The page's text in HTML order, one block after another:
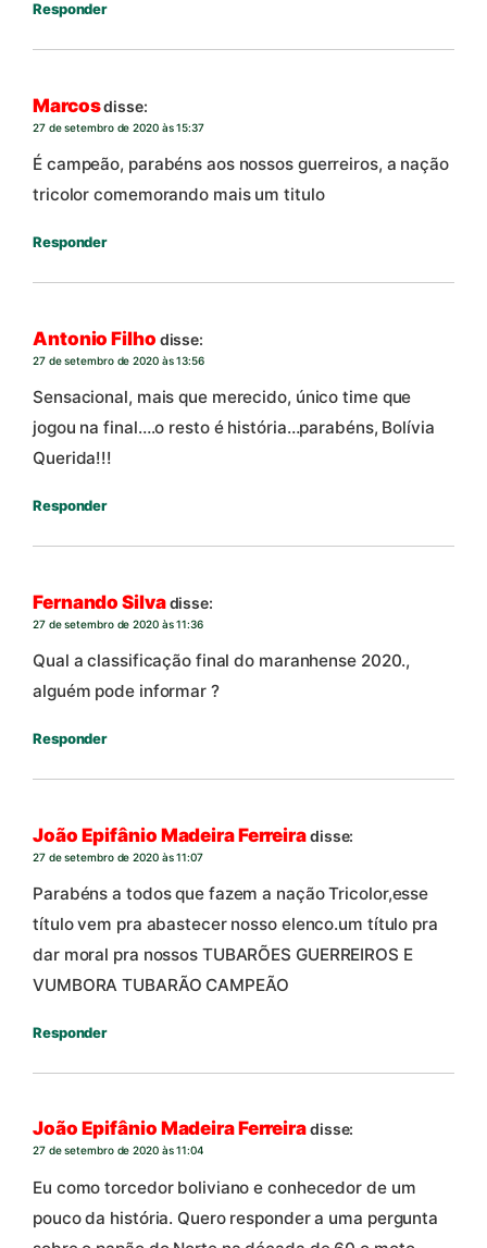
Responder
Marcosdisse:
27 de setembro de 2020 às 15:37
É campeão, parabéns aos nossos guerreiros, a nação
tricolor comemorando mais um titulo
Responder
Antonio Filho disse:
27 de setembro de 2020 às 13:56
Sensacional, mais que merecido, único time que
jogou na final….o resto é história…parabéns, Bolívia
Querida!!!
Responder
Fernando Silvadisse:
27 de setembro de 2020 às 11:36
Qual a classificação final do maranhense 2020.,
alguém pode informar ?
Responder
João Epifânio Madeira Ferreiradisse:
27 de setembro de 2020 às 11:07
Parabéns a todos que fazem a nação Tricolor,esse
título vem pra abastecer nosso elenco.um título pra
dar moral pra nossos TUBARÕES GUERREIROS E
VUMBORA TUBARÃO CAMPEÃO
Responder
João Epifânio Madeira Ferreiradisse:
27 de setembro de 2020 às 11:04
Eu como torcedor boliviano e conhecedor de um
pouco da história. Quero responder a uma pergunta